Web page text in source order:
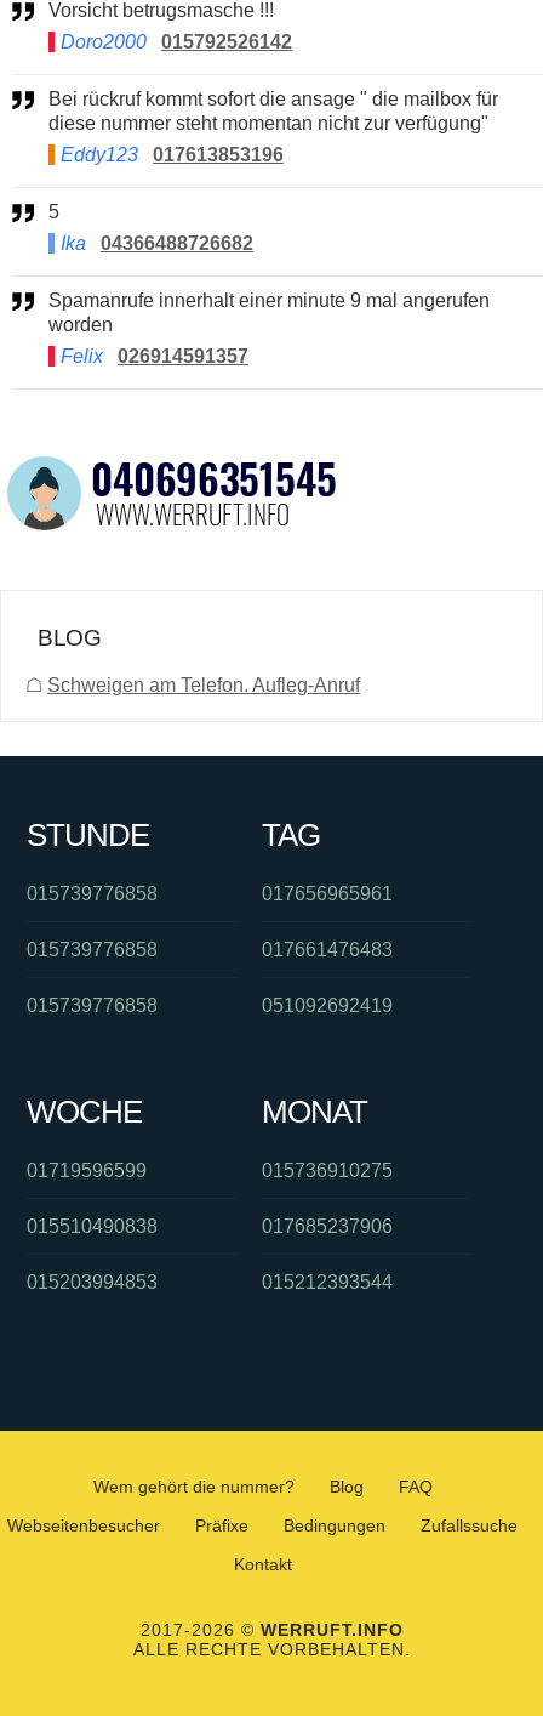
Vorsicht betrugsmasche !!!
Doro2000
015792526142
Bei rückruf kommt sofort die ansage " die mailbox für
diese nummer steht momentan nicht zur verfügung"
Eddy123
017613853196
5
Ika
04366488726682
Spamanrufe innerhalt einer minute 9 mal angerufen
worden
Felix
026914591357
BLOG
☖ Schweigen am Telefon. Aufleg-Anruf
STUNDE
015739776858
015739776858
015739776858
TAG
017656965961
017661476483
051092692419
WOCHE
01719596599
015510490838
015203994853
MONAT
015736910275
017685237906
015212393544
Wem gehört die nummer? Blog
FAQ
Webseitenbesucher
Präfixe Bedingungen
Zufallssuche
Kontakt
2017-2026 © WERRUFT.INFO
ALLE RECHTE VORBEHALTEN.